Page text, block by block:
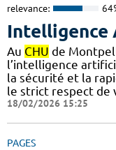
relevance:
Au CHU de
l’intelligence
la sécurité et la
le strict respect de
18/02/2026 15:25
PAGES